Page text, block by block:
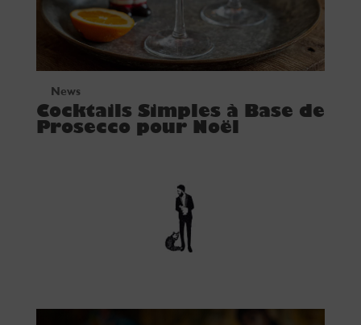
News
Cocktails Simples à Base de
Prosecco pour Noël